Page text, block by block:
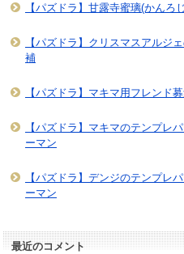
【パズドラ】甘露寺蜜璃(かんろ
【パズドラ】クリスマスアルジ
補
【パズドラ】マキマ用フレンド
【パズドラ】マキマのテンプレ
ーマン
【パズドラ】デンジのテンプレ
ーマン
最近のコメント